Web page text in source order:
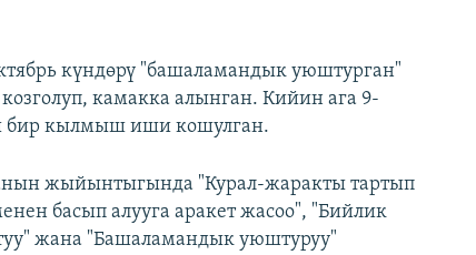
күндөрү "башаламандык уюштурган"
камакка алынган. Кийин ага 9-
бир кылмыш иши кошулган.
жыйынтыгында "Курал-жаракты тартып
басып алууга аракет жасоо", "Бийлик
жана "Башаламандык уюштуруу"